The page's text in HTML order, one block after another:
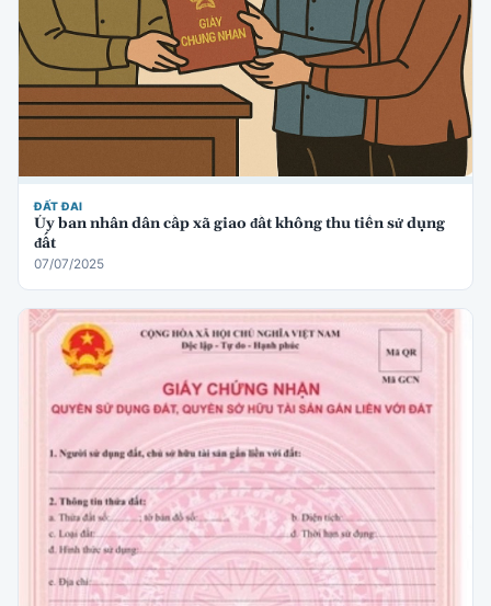
ĐẤT ĐAI
Ủy ban nhân dân cấp xã giao đất không thu tiền sử dụng
đất
07/07/2025